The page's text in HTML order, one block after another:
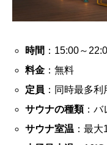
時間 ：15:00～
料金：無料
定員 ：同時最多利
サウナの種類：バ
サウナ室温 ：最